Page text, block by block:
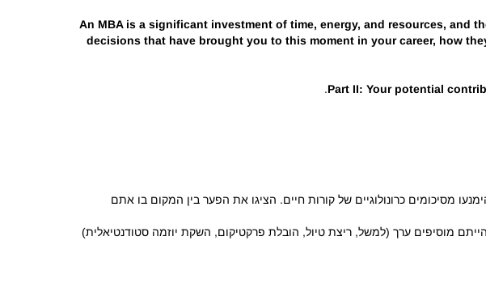
An MBA is a significant investment of time, energy, and resources, and
decisions that have brought you to this moment in your career, how
Part II: Your potential
מסיכומים כרונולוגיים של קורות חיים. הציגו את הפער בין המקום בו אתם
מוסיפים ערך (למשל, ריצת טיול, הובלת פרקטיקום, השקת יוזמה סטודנטיאלית)